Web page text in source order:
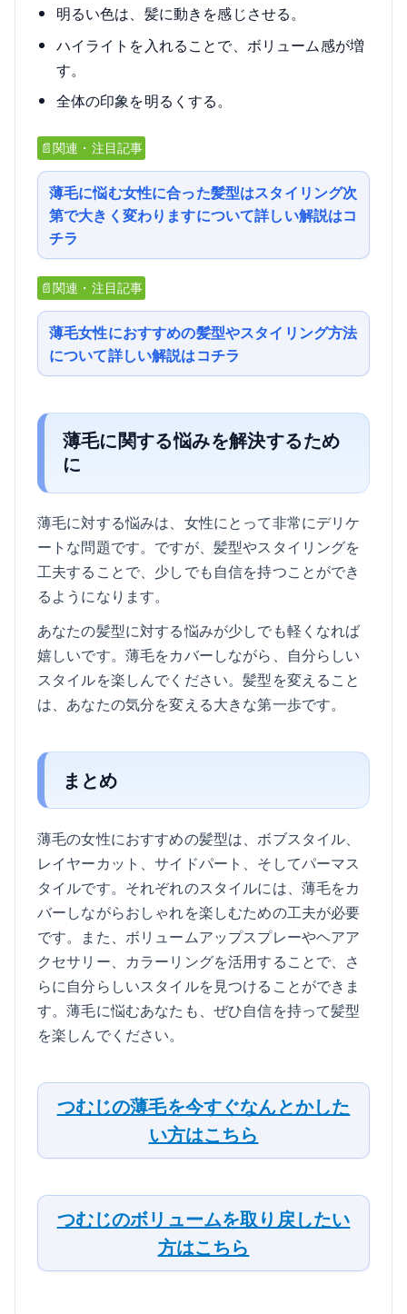
明るい色は、髪に動きを感じさせる。
ハイライトを入れることで、ボリューム感が増
す。
全体の印象を明るくする。
📄関連・注目記事
薄毛に悩む女性に合った髪型はスタイリング次
第で大きく変わりますについて詳しい解説はコ
チラ
📄関連・注目記事
薄毛女性におすすめの髪型やスタイリング方法
について詳しい解説はコチラ
薄毛に関する悩みを解決するため
に
薄毛に対する悩みは、女性にとって非常にデリケ
ートな問題です。ですが、髪型やスタイリングを
工夫することで、少しでも自信を持つことができ
るようになります。
あなたの髪型に対する悩みが少しでも軽くなれば
嬉しいです。薄毛をカバーしながら、自分らしい
スタイルを楽しんでください。髪型を変えること
は、あなたの気分を変える大きな第一歩です。
まとめ
薄毛の女性におすすめの髪型は、ボブスタイル、
レイヤーカット、サイドパート、そしてパーマス
タイルです。それぞれのスタイルには、薄毛をカ
バーしながらおしゃれを楽しむための工夫が必要
です。また、ボリュームアップスプレーやヘアア
クセサリー、カラーリングを活用することで、さ
らに自分らしいスタイルを見つけることができま
す。薄毛に悩むあなたも、ぜひ自信を持って髪型
を楽しんでください。
つむじの薄毛を今すぐなんとかした
い方はこちら
つむじのボリュームを取り戻したい
方はこちら